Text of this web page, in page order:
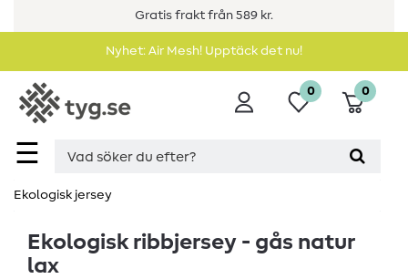
Gratis frakt från 589 kr.
Nyhet: Air Mesh! Upptäck det nu!
☰
0 0
Ekologisk jersey
Ekologisk ribbjersey - gås natur
lax